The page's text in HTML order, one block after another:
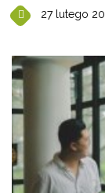
27 lutego